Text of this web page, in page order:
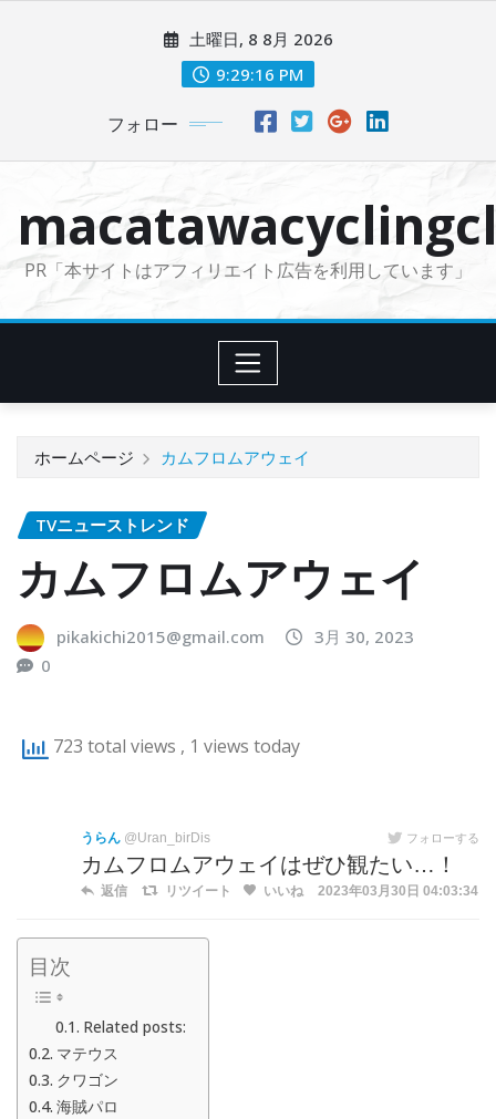
に
土曜日, 8 8月 2026
9:29:17 PM
フォロー
PR「本サイトはアフィリエイト広告を利用しています」
ホームページ カムフロムアウェイ
TVニューストレンド
カムフロムアウェイ
pikakichi2015@gmail.com
3月 30, 2023
0
723 total views , 1 views today
うらん @Uran_birDis フォローする
カムフロムアウェイはぜひ観たい…！
返信 リツイート いいね 2023年03月30日 04:03:34
目次
Related posts:
マテウス
クワゴン
海賊パロ